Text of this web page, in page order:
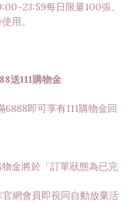
每日限量100張。
用。
送111購物金
6888即可享有111購物金回
金將於「訂單狀態為已完
網會員即視同自動放棄活